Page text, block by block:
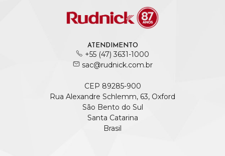
ATENDIMENTO
+55 (47) 3631-1000
sac@rudnick.com.br
CEP 89285-900
Rua Alexandre Schlemm, 63, Oxford
São Bento do Sul
Santa Catarina
Brasil